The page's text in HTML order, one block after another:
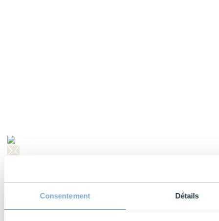
Consentement Détails
CEO et Consultant E-Business au sein de l’agence PumpUp, je
mets à profit mon savoir faire au service des PME et Grands
Comptes afin de structurer leur stratégie commerciale digitale et de
rentabiliser leurs investissements web.